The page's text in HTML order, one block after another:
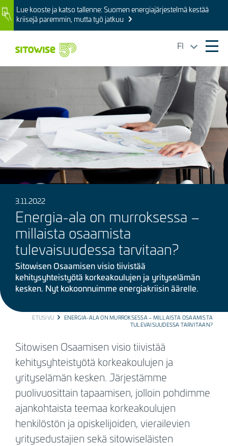
Skip
to
main
ImageLue kooste ja katso tallenne: Suomen energiajärjestelmä kestää
kriisejä paremmin, mutta työ jatkuu
FI
3.11.2022
Energia-ala on murroksessa –
millaista osaamista
tulevaisuudessa tarvitaan?
Sitowisen Osaamisen visio tiivistää
kehitysyhteistyötä korkeakoulujen ja yrityselämän
kesken. Nyt kokoonnuimme energiakriisin äärelle.
BREADCRUMB
ETUSIVU
ENERGIA-ALA ON MURROKSESSA – MILLAISTA OSAAMISTA
TULEVAISUUDESSA TARVITAAN?
Sitowisen Osaamisen visio tiivistää
kehitysyhteistyötä korkeakoulujen ja
yrityselämän kesken. Järjestämme
puolivuosittain tapaamisen, jolloin pohdimme
ajankohtaista teemaa korkeakoulujen
henkilöstön ja opiskelijoiden, vierailevien
yritysedustajien sekä sitowiseläisten